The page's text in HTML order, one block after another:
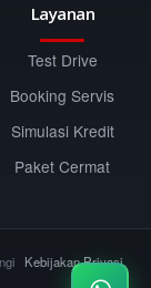
Layanan
Test Drive
Booking Servis
Simulasi Kredit
Paket Cermat
Kebijakan Privasi